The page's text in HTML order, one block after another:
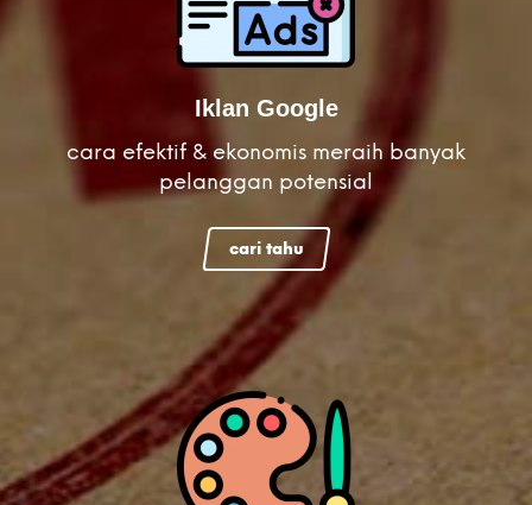
Iklan Google
cara efektif & ekonomis meraih banyak
pelanggan potensial
cari tahu